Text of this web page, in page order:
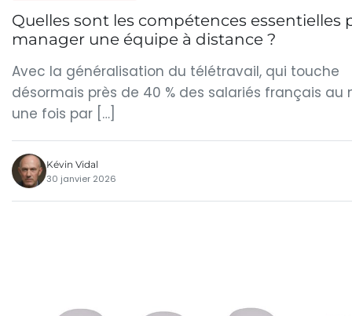
Quelles sont les compétences essentielles
manager une équipe à distance ?
Avec la généralisation du télétravail, qui touche
désormais près de 40 % des salariés français au
une fois par […]
Kévin Vidal
30 janvier 2026